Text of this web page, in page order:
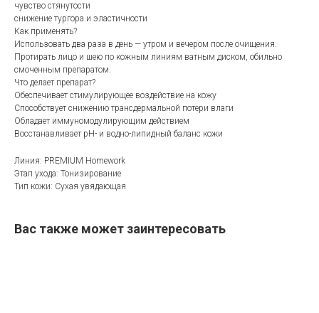
чувство стянутости
снижение тургора и эластичности
Как применять?
Использовать два раза в день — утром и вечером после очищения.
Протирать лицо и шею по кожным линиям ватным диском, обильно
смоченным препаратом.
Что делает препарат?
Обеспечивает стимулирующее воздействие на кожу
Способствует снижению трансдермальной потери влаги
Обладает иммуномодулирующим действием
Восстанавливает рН- и водно-липидный баланс кожи
Линия: PREMIUM Homework
Этап ухода: Тонизирование
Тип кожи: Сухая увядающая
Вас также может заинтересовать